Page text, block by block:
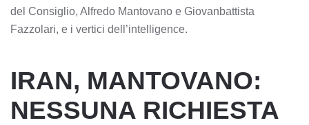
del Consiglio, Alfredo Mantovano e Giovanbattista
Fazzolari, e i vertici dell’intelligence.
IRAN, MANTOVANO:
NESSUNA RICHIESTA